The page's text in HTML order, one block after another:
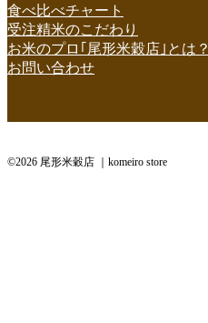
食べ比べチャート
受注精米のこだわり
お米のプロ｢尾形米穀店｣とは？
お問い合わせ
©2026 尾形米穀店 ｜komeiro store